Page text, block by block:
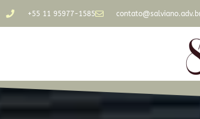
+55 11 95977-1585